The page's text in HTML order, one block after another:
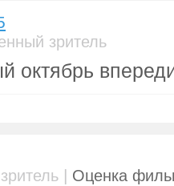
зритель
октябрь
| Оценка